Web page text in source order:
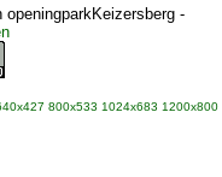
-
800x533 1024x683 1200x800